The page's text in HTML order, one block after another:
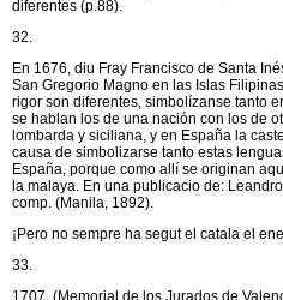
diferentes (p.88).
32.
En 1676, diu Fray Francisco de Santa
San Gregorio Magno en las Islas
rigor son diferentes, simbolízanse tanto
se hablan los de una nación con los de
lombarda y siciliana, y en España la
causa de simbolizarse tanto estas
España, porque como allí se originan
la malaya. En una publicacio de:
comp. (Manila, 1892).
¡Pero no sempre ha segut el catala el
33.
1707. (Memorial de los Jurados de